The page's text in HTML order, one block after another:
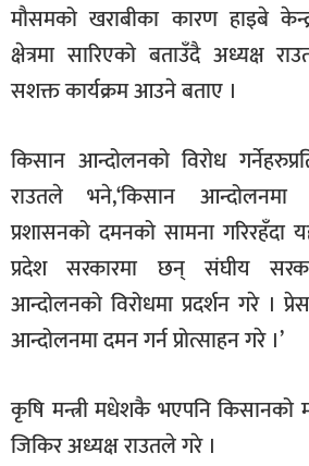
मौसमको खराबीका कारण हाइबे
क्षेत्रमा सारिएको बताउँदै अध्यक्ष
सशक्त कार्यक्रम आउने बताए ।
किसान आन्दोलनको विरोध
राउतले भने,‘किसान आन्दोलनमा
प्रशासनको दमनको सामना गरिरहँदा
प्रदेश सरकारमा छन् संघीय
आन्दोलनको विरोधमा प्रदर्शन गरे ।
आन्दोलनमा दमन गर्न प्रोत्साहन गरे ।’
कृषि मन्त्री मधेशकै भएपनि किसानको
जिकिर अध्यक्ष राउतले गरे ।